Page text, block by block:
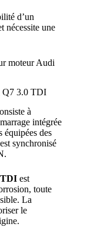
d’un
nécessite une
moteur Audi
Q7 3.0 TDI
à
intégrée
équipées des
synchronisé
TDI est
toute
La
le